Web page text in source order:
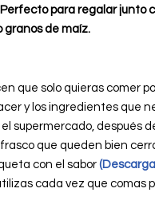
para regalar junto
granos de maíz.
que solo quieras comer
y los ingredientes que
supermercado, después
que queden bien
con el sabor (
cada vez que comas